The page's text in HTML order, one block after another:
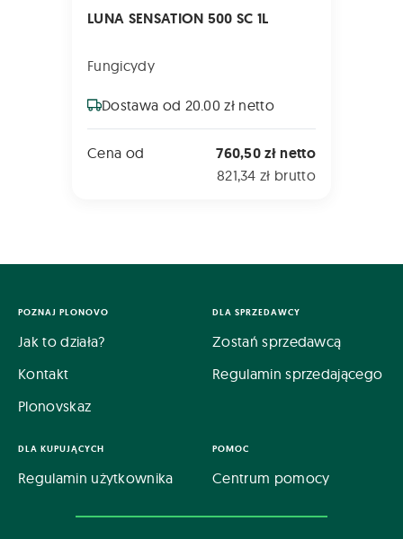
LUNA SENSATION 500 SC 1L
Fungicydy
Dostawa od 20.00 zł netto
Cena od 760,50 zł netto
821,34 zł brutto
POZNAJ PLONOVO
Jak to działa?
Kontakt
Plonovskaz
DLA SPRZEDAWCY
Zostań sprzedawcą
Regulamin sprzedającego
DLA KUPUJĄCYCH
Regulamin użytkownika
POMOC
Centrum pomocy